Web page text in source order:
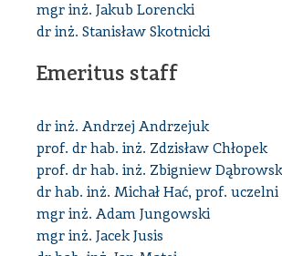
mgr inż. Jakub Lorencki
dr inż. Stanisław Skotnicki
Emeritus staff
dr inż. Andrzej Andrzejuk
prof. dr hab. inż. Zdzisław Chłopek
prof. dr hab. inż. Zbigniew
dr hab. inż. Michał Hać, prof. uczelni
mgr inż. Adam Jungowski
mgr inż. Jacek Jusis